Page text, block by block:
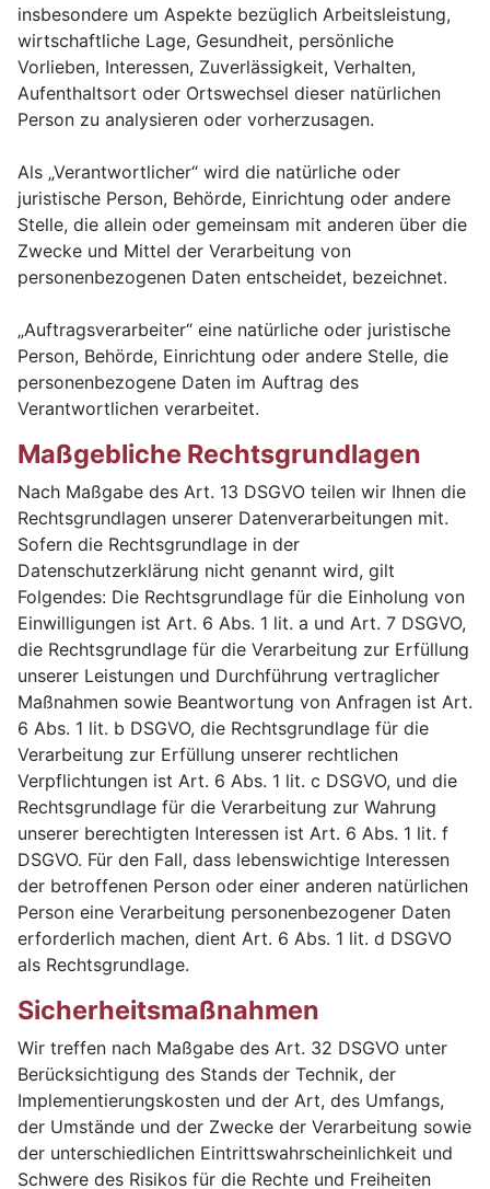
insbesondere um Aspekte bezüglich Arbeitsleistung,
wirtschaftliche Lage, Gesundheit, persönliche
Vorlieben, Interessen, Zuverlässigkeit, Verhalten,
Aufenthaltsort oder Ortswechsel dieser natürlichen
Person zu analysieren oder vorherzusagen.
Als „Verantwortlicher“ wird die natürliche oder
juristische Person, Behörde, Einrichtung oder andere
Stelle, die allein oder gemeinsam mit anderen über die
Zwecke und Mittel der Verarbeitung von
personenbezogenen Daten entscheidet, bezeichnet.
„Auftragsverarbeiter“ eine natürliche oder juristische
Person, Behörde, Einrichtung oder andere Stelle, die
personenbezogene Daten im Auftrag des
Verantwortlichen verarbeitet.
Maßgebliche Rechtsgrundlagen
Nach Maßgabe des Art. 13 DSGVO teilen wir Ihnen die
Rechtsgrundlagen unserer Datenverarbeitungen mit.
Sofern die Rechtsgrundlage in der
Datenschutzerklärung nicht genannt wird, gilt
Folgendes: Die Rechtsgrundlage für die Einholung von
Einwilligungen ist Art. 6 Abs. 1 lit. a und Art. 7 DSGVO,
die Rechtsgrundlage für die Verarbeitung zur Erfüllung
unserer Leistungen und Durchführung vertraglicher
Maßnahmen sowie Beantwortung von Anfragen ist Art.
6 Abs. 1 lit. b DSGVO, die Rechtsgrundlage für die
Verarbeitung zur Erfüllung unserer rechtlichen
Verpflichtungen ist Art. 6 Abs. 1 lit. c DSGVO, und die
Rechtsgrundlage für die Verarbeitung zur Wahrung
unserer berechtigten Interessen ist Art. 6 Abs. 1 lit. f
DSGVO. Für den Fall, dass lebenswichtige Interessen
der betroffenen Person oder einer anderen natürlichen
Person eine Verarbeitung personenbezogener Daten
erforderlich machen, dient Art. 6 Abs. 1 lit. d DSGVO
als Rechtsgrundlage.
Sicherheitsmaßnahmen
Wir treffen nach Maßgabe des Art. 32 DSGVO unter
Berücksichtigung des Stands der Technik, der
Implementierungskosten und der Art, des Umfangs,
der Umstände und der Zwecke der Verarbeitung sowie
der unterschiedlichen Eintrittswahrscheinlichkeit und
Schwere des Risikos für die Rechte und Freiheiten